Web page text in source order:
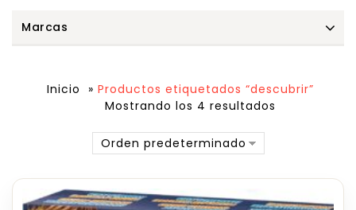
Inicio » Productos etiquetados “descubrir”
Mostrando los 4 resultados
Orden predeterminado
Marcas